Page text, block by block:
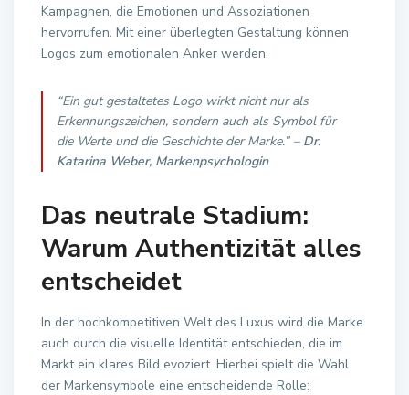
Kampagnen, die Emotionen und Assoziationen
hervorrufen. Mit einer überlegten Gestaltung können
Logos zum emotionalen Anker werden.
“Ein gut gestaltetes Logo wirkt nicht nur als
Erkennungszeichen, sondern auch als Symbol für
die Werte und die Geschichte der Marke.” – Dr.
Katarina Weber, Markenpsychologin
Das neutrale Stadium:
Warum Authentizität alles
entscheidet
In der hochkompetitiven Welt des Luxus wird die Marke
auch durch die visuelle Identität entschieden, die im
Markt ein klares Bild evoziert. Hierbei spielt die Wahl
der Markensymbole eine entscheidende Rolle: